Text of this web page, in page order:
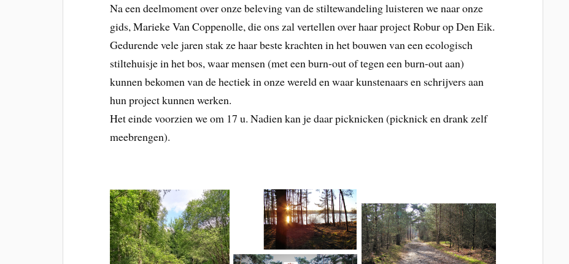
Na een deelmoment over onze beleving van de stiltewandeling luisteren we naar onze
gids, Marieke Van Coppenolle, die ons zal vertellen over haar project Robur op Den Eik.
Gedurende vele jaren stak ze haar beste krachten in het bouwen van een ecologisch
stiltehuisje in het bos, waar mensen (met een burn-out of tegen een burn-out aan)
kunnen bekomen van de hectiek in onze wereld en waar kunstenaars en schrijvers aan
hun project kunnen werken.
Het einde voorzien we om 17 u. Nadien kan je daar picknicken (picknick en drank zelf
meebrengen).